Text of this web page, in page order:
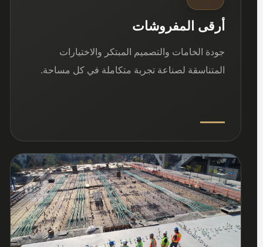
أرقى المفروشات
جودة الخامات والتصميم المبتكر والاختيارات
المتناسقة لصناعة تجربة متكاملة في كل مساحة.
03